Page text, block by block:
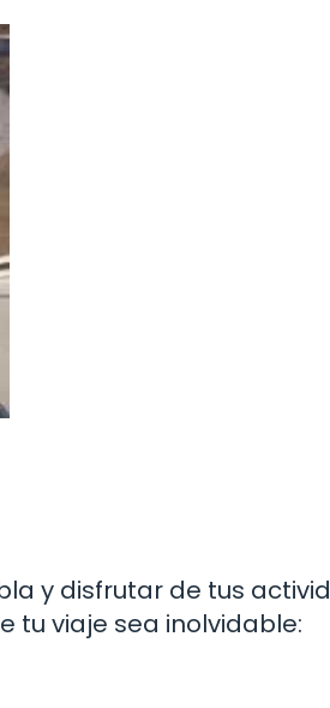
y disfrutar de tus
tu viaje sea inolvidable: